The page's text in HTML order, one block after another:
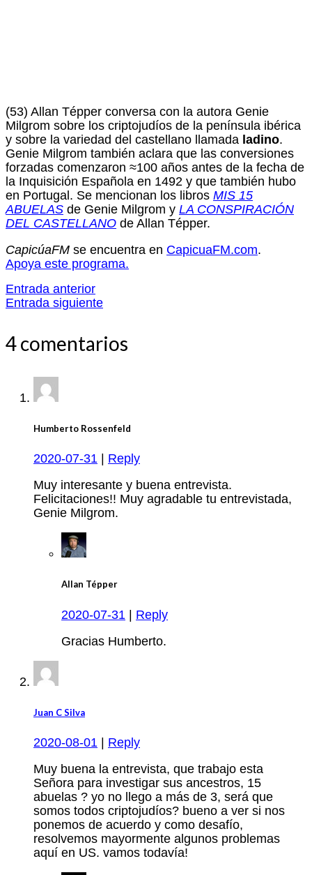
(53) Allan Tépper conversa con la autora Genie
Milgrom sobre los criptojudíos de la península ibérica
y sobre la variedad del castellano llamada ladino.
Genie Milgrom también aclara que las conversiones
forzadas comenzaron ≈100 años antes de la fecha de
la Inquisición Española en 1492 y que también hubo
en Portugal. Se mencionan los libros MIS 15
ABUELAS de Genie Milgrom y LA CONSPIRACIÓN
DEL CASTELLANO de Allan Tépper.
CapicúaFM se encuentra en CapicuaFM.com.
Apoya este programa.
Entrada anterior
Entrada siguiente
4 comentarios
Humberto Rossenfeld
2020-07-31
Reply
Muy interesante y buena entrevista.
Felicitaciones!! Muy agradable tu entrevistada,
Genie Milgrom.
Allan Tépper
2020-07-31 | Reply
Gracias Humberto.
Juan C Silva
2020-08-01
Reply
Muy buena la entrevista, que trabajo esta
Señora para investigar sus ancestros, 15
abuelas ? yo no llego a más de 3, será que
somos todos criptojudíos? bueno a ver si nos
ponemos de acuerdo y como desafío,
resolvemos mayormente algunos problemas
aquí en US. vamos todavía!